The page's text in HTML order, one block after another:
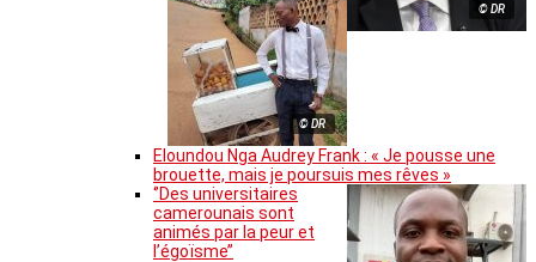
© DR
© DR
Eloundou Nga Audrey Frank : « Je pousse une
brouette, mais je poursuis mes rêves »
‘’Des universitaires
camerounais sont
animés par la peur et
l’égoïsme’’